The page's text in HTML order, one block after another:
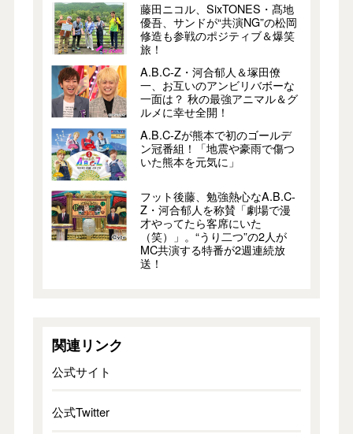
藤田ニコル、SixTONES・髙地
優吾、サンドが“共演NG”の松岡
修造も参戦のポジティブ＆爆笑
旅！
A.B.C-Z・河合郁人＆塚田僚
一、お互いのアンビリバボーな
一面は？ 秋の最強アニマル＆グ
ルメに幸せ全開！
A.B.C-Zが熊本で初のゴールデ
ン冠番組！「地震や豪雨で傷つ
いた熊本を元気に」
フット後藤、勉強熱心なA.B.C-
Z・河合郁人を称賛「劇場で漫
才やってたら客席にいた
（笑）」。“うり二つ”の2人が
MC共演する特番が2週連続放
送！
関連リンク
公式サイト
公式Twitter